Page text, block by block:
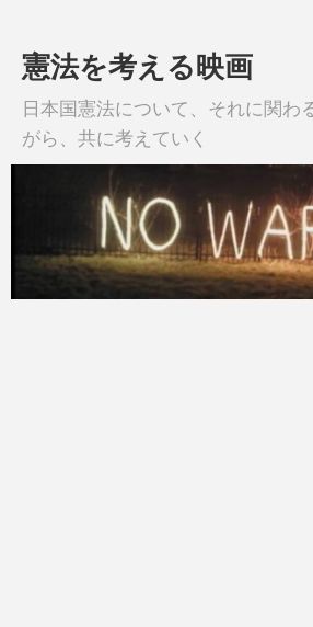
憲法を考える映画
日本国憲法について、それに関わ
がら、共に考えていく